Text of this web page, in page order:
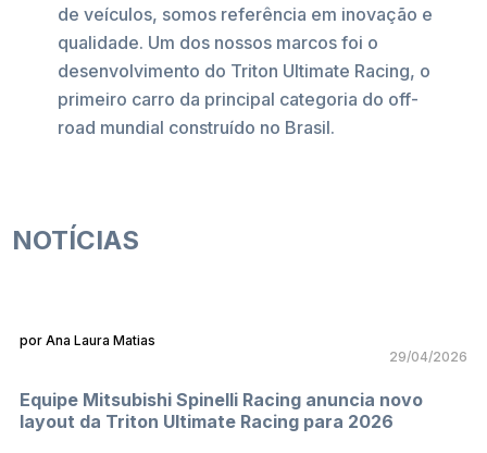
de veículos, somos referência em inovação e
qualidade. Um dos nossos marcos foi o
desenvolvimento do Triton Ultimate Racing, o
primeiro carro da principal categoria do off-
road mundial construído no Brasil.
NOTÍCIAS
por Ana Laura Matias
29/04/2026
Equipe Mitsubishi Spinelli Racing anuncia novo
layout da Triton Ultimate Racing para 2026